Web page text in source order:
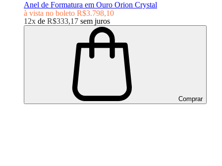
Anel de Formatura em Ouro Orion Crystal
à vista no boleto R$3.798,10
12x de R$333,17 sem juros
Comprar